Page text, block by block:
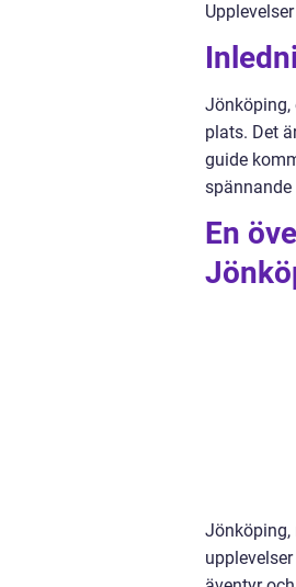
Jönköping,
plats. Det
guide
En
Jönköping,